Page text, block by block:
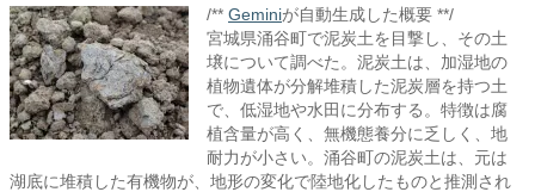
/** Geminiが自動生成した概要 **/
宮城県涌谷町で泥炭土を目撃し、その土
壌について調べた。泥炭土は、加湿地の
植物遺体が分解堆積した泥炭層を持つ土
で、低湿地や水田に分布する。特徴は腐
植含量が高く、無機態養分に乏しく、地
耐力が小さい。涌谷町の泥炭土は、元は
湖底に堆積した有機物が、地形の変化で陸地化したものと推測され